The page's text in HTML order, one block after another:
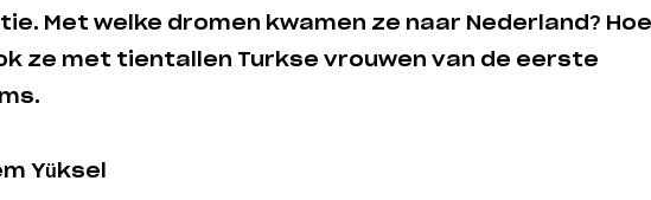
Met welke dromen kwamen ze naar Nederland? Hoe
ze met tientallen Turkse vrouwen van de eerste
Yüksel